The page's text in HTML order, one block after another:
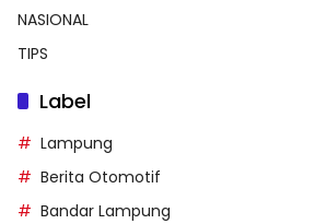
NASIONAL
TIPS
Label
Lampung
Berita Otomotif
Bandar Lampung